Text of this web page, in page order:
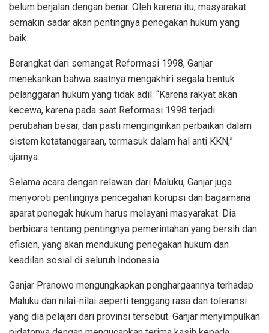
belum berjalan dengan benar. Oleh karena itu, masyarakat
semakin sadar akan pentingnya penegakan hukum yang
baik.
Berangkat dari semangat Reformasi 1998, Ganjar
menekankan bahwa saatnya mengakhiri segala bentuk
pelanggaran hukum yang tidak adil. “Karena rakyat akan
kecewa, karena pada saat Reformasi 1998 terjadi
perubahan besar, dan pasti menginginkan perbaikan dalam
sistem ketatanegaraan, termasuk dalam hal anti KKN,”
ujarnya.
Selama acara dengan relawan dari Maluku, Ganjar juga
menyoroti pentingnya pencegahan korupsi dan bagaimana
aparat penegak hukum harus melayani masyarakat. Dia
berbicara tentang pentingnya pemerintahan yang bersih dan
efisien, yang akan mendukung penegakan hukum dan
keadilan sosial di seluruh Indonesia.
Ganjar Pranowo mengungkapkan penghargaannya terhadap
Maluku dan nilai-nilai seperti tenggang rasa dan toleransi
yang dia pelajari dari provinsi tersebut. Ganjar menyimpulkan